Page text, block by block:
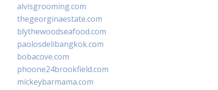
alvisgrooming.com
thegeorginaestate.com
blythewoodseafood.com
paolosdelibangkok.com
bobacove.com
phoone24brookfield.com
mickeybarmama.com